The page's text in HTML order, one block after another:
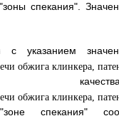
спекания".
указанием
спекания"